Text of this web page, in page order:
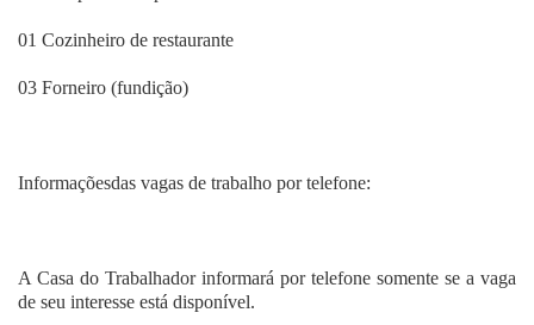
01 Cozinheiro de restaurante
03 Forneiro (fundição)
Informaçõesdas vagas de trabalho por telefone:
A Casa do Trabalhador informará por telefone somente se a vaga
de seu interesse está disponível.